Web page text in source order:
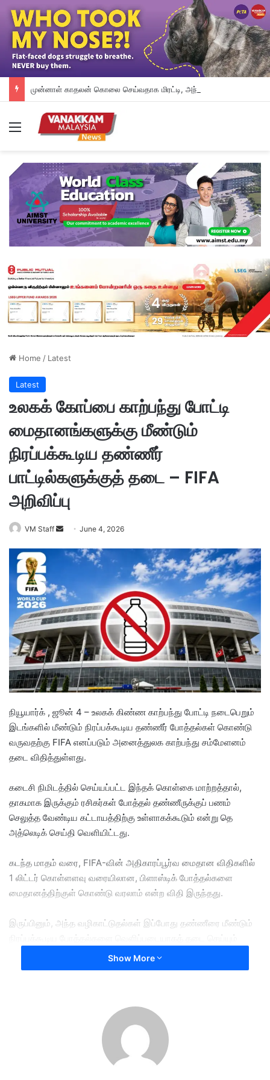
Menu
Home / Latest
Latest
உலகக் கோப்பை காற்பந்து போட்டி
மைதானங்களுக்கு மீண்டும்
நிரப்பக்கூடிய தண்ணீர்
பாட்டில்களுக்குத் தடை – FIFA
அறிவிப்பு
VM Staff
n
a
n
e
m
a
i
l
June 4, 2026
நியூயார்க் , ஜூன் 4 – உலகக் கிண்ண காற்பந்து போட்டி நடைபெறும்
இடங்களில் மீண்டும் நிரப்பக்கூடிய தண்ணீர் போத்தல்கள் கொண்டு
வருவதற்கு FIFA எனப்படும் அனைத்துலக காற்பந்து சம்மேளனம்
தடை விதித்துள்ளது.
கடைசி நிமிடத்தில் செய்யப்பட்ட இந்தக் கொள்கை மாற்றத்தால்,
தாகமாக இருக்கும் ரசிகர்கள் போத்தல் தண்ணீருக்குப் பணம்
செலுத்த வேண்டிய கட்டாயத்திற்கு உள்ளாகக்கூடும் என்று தெ
அத்லெடிக் செய்தி வெளியிட்டது.
கடந்த மாதம் வரை, FIFA-வின் அதிகாரப்பூர்வ மைதான விதிகளில்
1 லிட்டர் கொள்ளளவு வரையிலான, பிளாஸ்டிக் போத்தல்களை
மைதானத்திற்குள் கொண்டு வரலாம் என்ற விதி இருந்தது.
இருப்பினும், அந்த வழிகாட்டுதல்கள் இப்போது தண்ணீரை மீண்டும்
வகையில் மாற்றியமைக்கப்பட்டுள்ளன என்று தெரிவிக்கப்பட்டுள்ளது.
உலகளாவிய நிர்வாக அமைப்பான FIFA இந்த வழிகாட்டுதல்களை
ஏன் மாற்றியது என்பது தெளிவாகத் தெரியவில்லை.
அமெரிக்கா, கனடா மற்றும் மெக்சிகோ ஆகிய நாடுகள் இணைந்து
Show More